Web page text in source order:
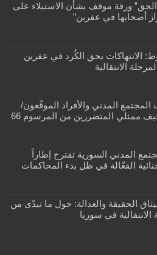
الحق” ورقة موقف بشأن الاستيلاء على
أصحابها في عفرين”
الانتهاكات بحق الكُرد في عفرين
الانتقالية
المدني والأفراد الموقّعون/
ممثلي المتضررين من المرسوم 66
المدني السورية تقترح إطاراً
الفعّالة في ظل بدء المحاكمات
الحقيقة والعدالة: حول ما تبدّى من
الانتقالية في سوريا